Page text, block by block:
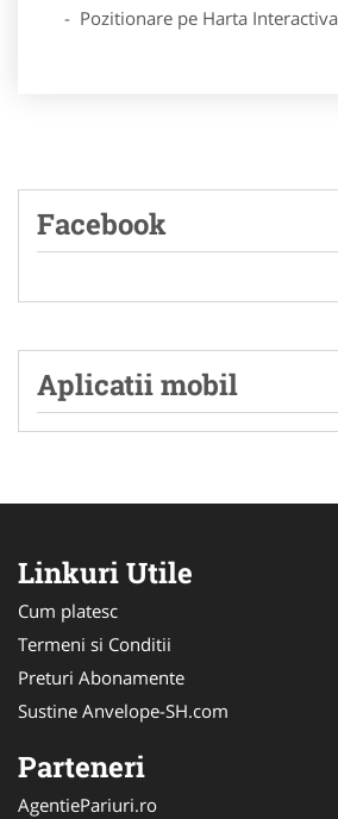
- Pozitionare pe Harta Interactiva
Facebook
Aplicatii mobil
Linkuri Utile
Cum platesc
Termeni si Conditii
Preturi Abonamente
Sustine Anvelope-SH.com
Parteneri
AgentiePariuri.ro